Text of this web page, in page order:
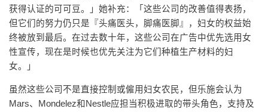
获得认证的可可豆。」她补充：「这些公司的改善值得表扬，
但它们的努力仍只是『头痛医头，脚痛医脚』，妇女的权益始
终被放到最后。在过去数十年，这些公司在广告中优先选用女
性宣传，现在是时候也优先关注为它们种植生产材料的妇
女。」
虽然这些公司不是直接控制或僱用妇女农民，但乐施会认为
Mars、Mondelez和Nestle应担当积极进取的带头角色，支持及